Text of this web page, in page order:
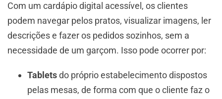
Com um cardápio digital acessível, os clientes
podem navegar pelos pratos, visualizar imagens, ler
descrições e fazer os pedidos sozinhos, sem a
necessidade de um garçom. Isso pode ocorrer por:
Tabletsdo próprio estabelecimento dispostos
pelas mesas, de forma com que o cliente faz o